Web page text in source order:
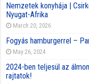
Nemzetek konyhája |
Nyugat-Afrika
March 20, 2026
Fogyás hamburgerrel –
May 26, 2024
2024-ben teljesül az
rajtatok!